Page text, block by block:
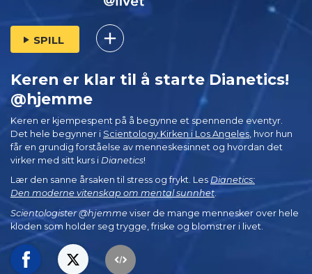
SPILL
Keren er klar til å starte Dianetics!
@hjemme
Keren er kjempespent på å begynne et spennende eventyr.
Det hele begynner i Scientology Kirken i Los Angeles , hvor hun
får en grundig forståelse av menneskesinnet og hvordan det
virker med sitt kurs i Dianetics!
Lær den sanne årsaken til stress og frykt. Les Dianetics:
Den moderne vitenskap om mental sunnhet.
Scientologister @hjemme viser de mange mennesker over hele
kloden som holder seg trygge, friske og blomstrer i livet.